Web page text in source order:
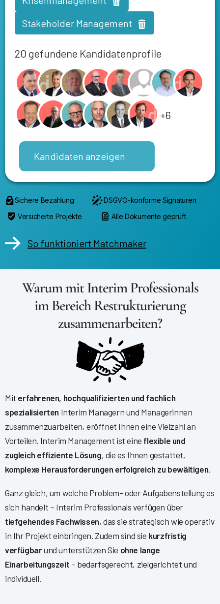
Stakeholder Management
20 gefundene Kandidatenprofile
+6
Kandidaten anzeigen
Sichere Bezahlung
DSGVO-konforme Signaturen
Versicherte Projekte
Alle Dokumente geprüft
So funktioniert Matchmaker
Warum mit Interim Professionals
im Bereich Restrukturierung
zusammenarbeiten?
Mit erfahrenen, hochqualifizierten und fachlich
spezialisierten Interim Managern und Managerinnen
zusammenzuarbeiten, eröffnet Ihnen eine Vielzahl an
Vorteilen. Interim Management ist eine flexible und
zugleich effiziente Lösung, die es Ihnen gestattet,
komplexe Herausforderungen erfolgreich zu bewältigen.
Ganz gleich, um welche Problem- oder Aufgabenstellung es
sich handelt – Interim Professionals verfügen über
tiefgehendes Fachwissen, das sie strategisch wie operativ
in Ihr Projekt einbringen. Zudem sind sie kurzfristig
verfügbarund unterstützen Sie ohne lange
Einarbeitungszeit – bedarfsgerecht, zielgerichtet und
individuell.